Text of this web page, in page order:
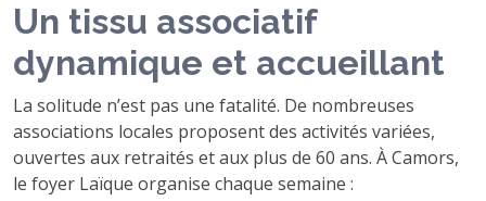
Un tissu associatif
dynamique et accueillant
La solitude n’est pas une fatalité. De nombreuses
associations locales proposent des activités variées,
ouvertes aux retraités et aux plus de 60 ans. À Camors,
le foyer Laïque organise chaque semaine :